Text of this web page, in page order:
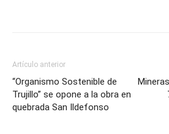
Artículo anterior
“Organismo Sostenible de
Trujillo” se opone a la obra en
quebrada San Ildefonso